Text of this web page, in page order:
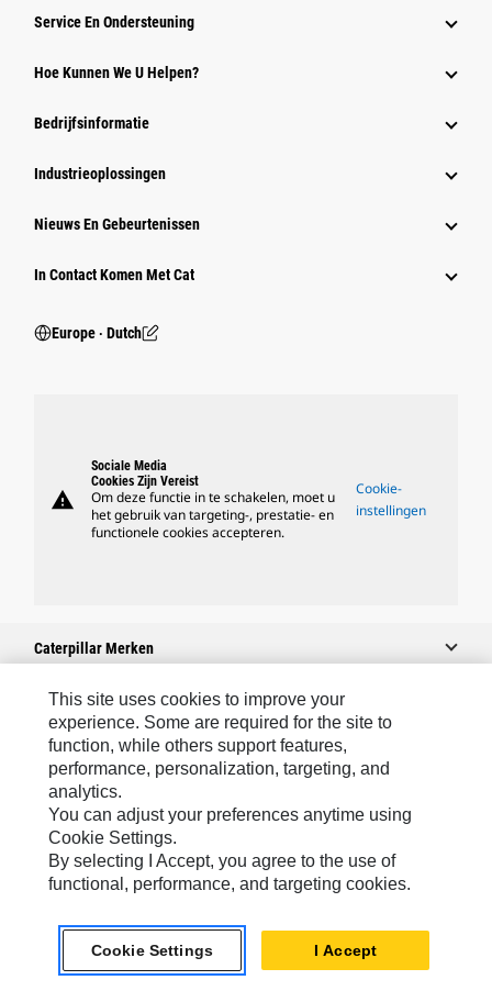
Service En Ondersteuning
Hoe Kunnen We U Helpen?
Bedrijfsinformatie
Industrieoplossingen
Nieuws En Gebeurtenissen
In Contact Komen Met Cat
Europe ‧ Dutch
warning
Sociale Media
Cookies Zijn Vereist
Om deze functie in te schakelen, moet u
het gebruik van targeting-, prestatie- en
functionele cookies accepteren.
Cookie-
instellingen
Caterpillar Merken
Caterpillar.com
Contact Caterpillar
Mijn Marketingvoorkeuren
Site Map
Cookie Settings
This site uses cookies to improve your
experience. Some are required for the site to
function, while others support features,
performance, personalization, targeting, and
analytics.
You can adjust your preferences anytime using
Cookie Settings.
By selecting I Accept, you agree to the use of
functional, performance, and targeting cookies.
Cookie Settings I Accept